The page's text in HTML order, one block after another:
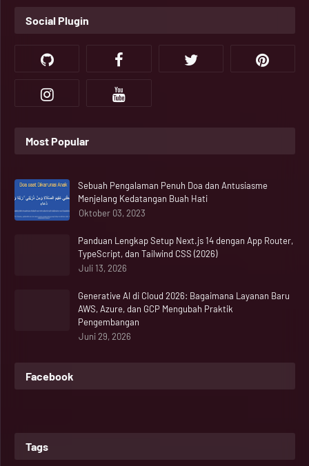
Social Plugin
Most Popular
Sebuah Pengalaman Penuh Doa dan Antusiasme
Menjelang Kedatangan Buah Hati
Oktober 03, 2023
Panduan Lengkap Setup Next.js 14 dengan App Router,
TypeScript, dan Tailwind CSS (2026)
Juli 13, 2026
Generative AI di Cloud 2026: Bagaimana Layanan Baru
AWS, Azure, dan GCP Mengubah Praktik
Pengembangan
Juni 29, 2026
Facebook
Tags